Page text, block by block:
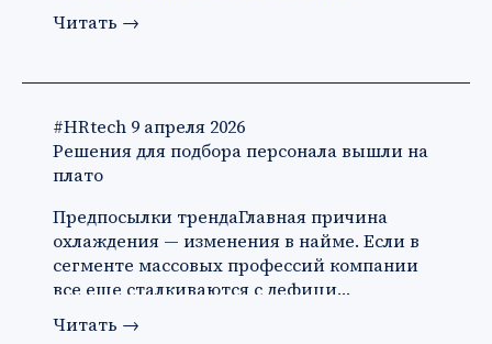
Читать →
#HRtech 9 апреля 2026
Решения для подбора персонала вышли на
плато
Предпосылки трендаГлавная причина
охлаждения — изменения в найме. Если в
сегменте массовых профессий компании
все еще сталкиваются с дефици…
Читать →